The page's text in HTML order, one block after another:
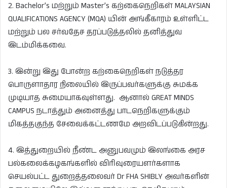
2. Bachelor’s மற்றும் Master’s கற்கைநெறிகள் MALAYSIAN
QUALIFICATIONS AGENCY (MQA) யின் அங்கீகாரம் உள்ளிட்ட
மற்றும் பல சர்வதேச தரப்படுத்தலில் தனித்துவ
இடம்மிக்கவை.
3. இன்று இது போன்ற கற்கைநெறிகள் நடுத்தர
பொருளாதார நிலையில் இருப்பவர்களுக்கு சுமக்க
முடியாத சுமையாகவுள்ளது. ஆனால் GREAT MINDS
CAMPUS நடாத்தும் அனைத்து பாடநெறிகளுக்கும்
மிகத்தகுந்த சேவைக்கட்டணமே அறவிடப்படுகின்றது.
4. இத்துறையில் நீ்ண்ட அனுபவமும் இலங்கை அரச
பல்கலைக்கழகங்களில் விரிவுரையளர்களாக
செயல்பட்ட துறைத்தலைவர் Dr FHA SHIBLY அவர்களின்